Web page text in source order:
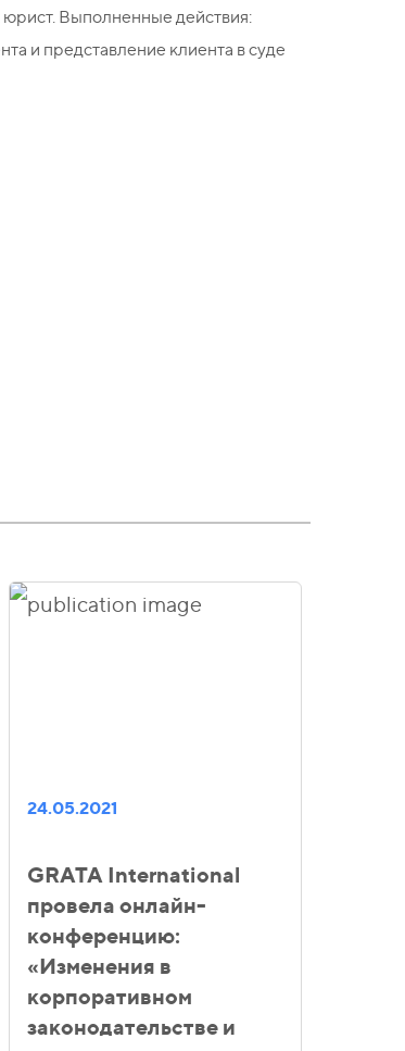
Выполненные действия:
и представление клиента в суде
24.05.2021
GRATA International
провела онлайн-
конференцию:
«Изменения в
корпоративном
законодательстве и